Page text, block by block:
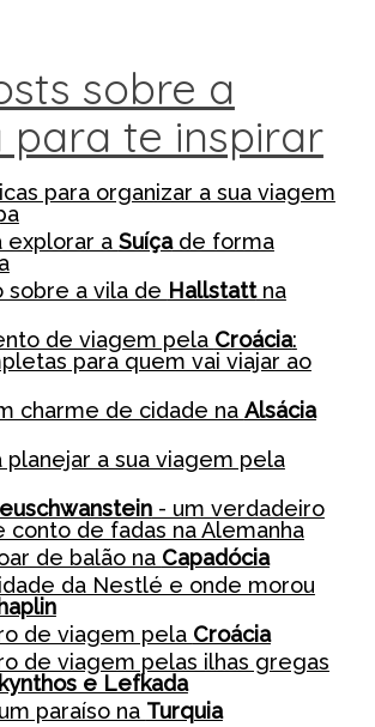
sobre a
para te inspirar
para organizar a sua viagem
explorar a Suíçade forma
sobre a vila de Hallstattna
de viagem pela Croácia:
para quem vai viajar ao
charme de cidade na Alsácia
planejar a sua viagem pela
- um verdadeiro
conto de fadas na Alemanha
de balão na Capadócia
da Nestlé e onde morou
de viagem pela Croácia
de viagem pelas ilhas gregas
e Lefkada
paraíso na Turquia